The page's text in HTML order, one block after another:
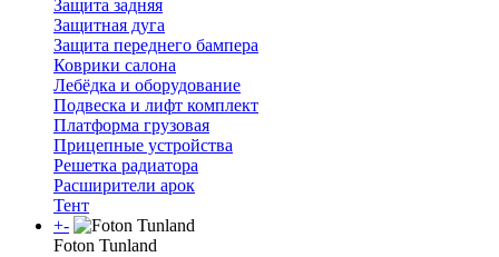
Защита задняя
Защитная дуга
Защита переднего бампера
Коврики салона
Лебёдка и оборудование
Подвеска и лифт комплект
Платформа грузовая
Прицепные устройства
Решетка радиатора
Расширители арок
Тент
+-
Foton Tunland